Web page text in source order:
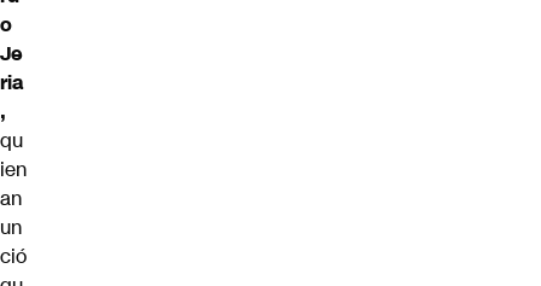
o
Je
ria
,
qu
ien
an
un
ció